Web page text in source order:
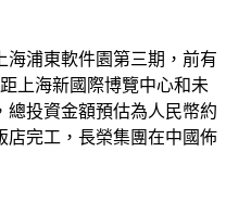
海浦東軟件園第三期，前有
上海新國際博覽中心和未
總投資金額預估為人民幣約
店完工，長榮集團在中國佈